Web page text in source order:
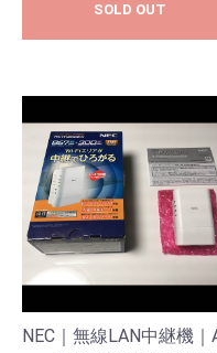
SOLD OUT
NEC｜無線LAN中継機｜